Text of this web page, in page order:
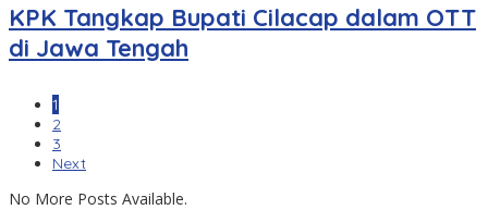
KPK Tangkap Bupati Cilacap dalam OTT
di Jawa Tengah
1
2
3
Next
No More Posts Available.